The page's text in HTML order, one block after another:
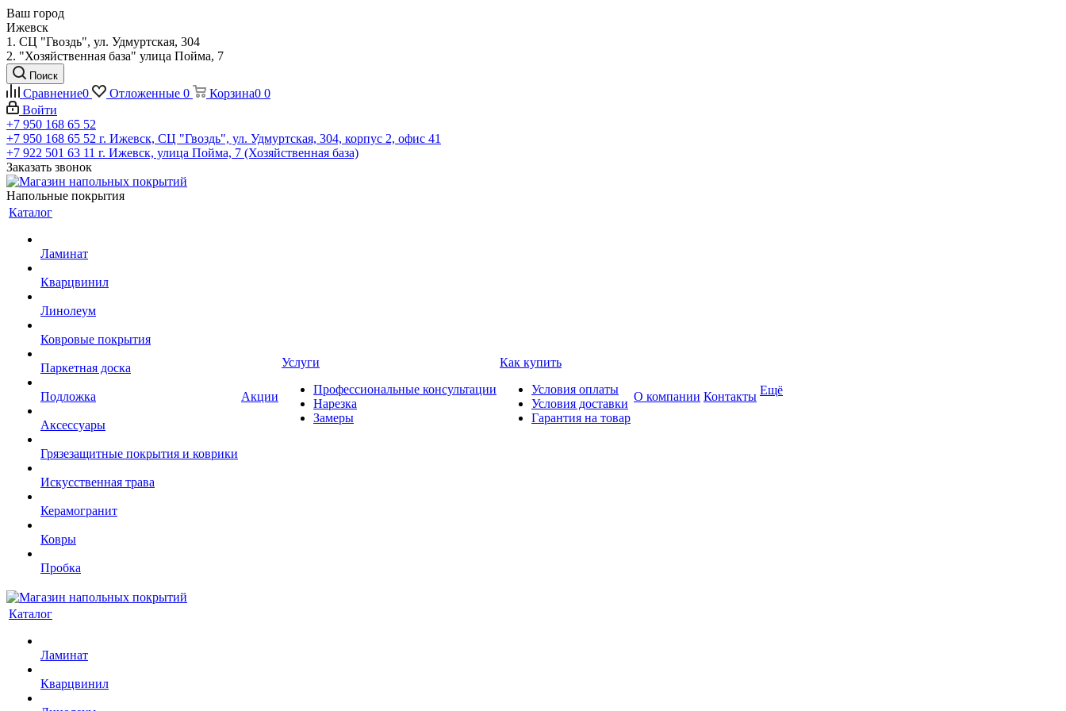
Ваш город
Ижевск
1. СЦ "Гвоздь", ул. Удмуртская, 304
2. "Хозяйственная база" улица Пойма, 7
Поиск
Сравнение0 Отложенные 0 Корзина0 0
Войти
+7 950 168 65 52
+7 950 168 65 52 г. Ижевск, СЦ "Гвоздь", ул. Удмуртская, 304, корпус 2, офис 41
+7 922 501 63 11 г. Ижевск, улица Пойма, 7 (Хозяйственная база)
Заказать звонок
Напольные покрытия
Каталог
Ламинат
Кварцвинил
Линолеум
Ковровые покрытия
Паркетная доска
Подложка
Аксессуары
Грязезащитные покрытия и коврики
Искусственная трава
Керамогранит
Ковры
Пробка
Акции
Услуги
Профессиональные консультации
Нарезка
Замеры
Как купить
Условия оплаты
Условия доставки
Гарантия на товар
О компании Контакты Ещё
Каталог
Ламинат
Кварцвинил